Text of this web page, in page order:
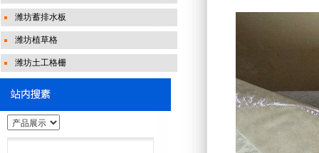
潍坊蓄排水板
潍坊植草格
潍坊土工格栅